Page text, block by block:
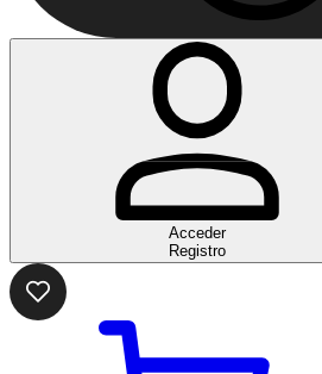
Acceder
Registro